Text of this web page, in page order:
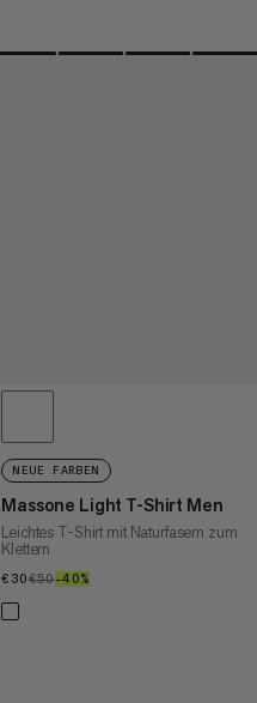
NEUE FARBEN
Massone Light T-Shirt Men
Leichtes T-Shirt mit Naturfasern zum
Klettern
€30€30
€50€50
–40%